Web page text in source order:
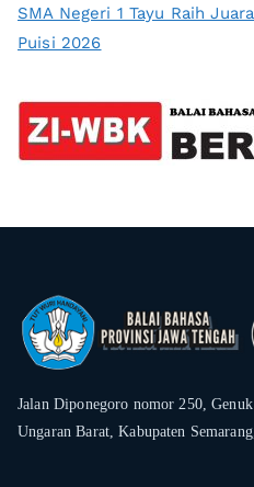
SMA Negeri 1 Tayu Raih
Puisi 2026
Jalan Diponegoro nomor 250,
Ungaran Barat, Kabupaten